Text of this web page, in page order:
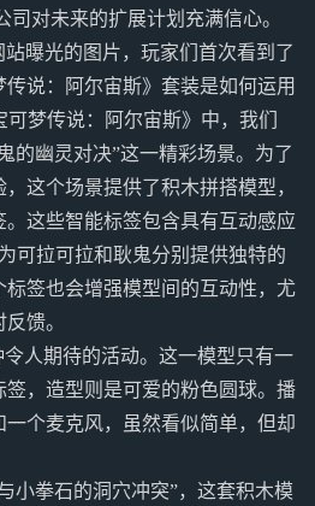
对未来的扩展计划充满信心。
曝光的图片，玩家们首次看到了
说：阿尔宙斯》套装是如何运用
可梦传说：阿尔宙斯》中，我们
的幽灵对决”这一精彩场景。为了
这个场景提供了积木拼搭模型，
这些智能标签包含具有互动感应
可拉可拉和耿鬼分别提供独特的
签也会增强模型间的互动性，尤
馈。
人期待的活动。这一模型只有一
，造型则是可爱的粉色圆球。播
个麦克风，虽然看似简单，但却
小拳石的洞穴冲突”，这套积木模